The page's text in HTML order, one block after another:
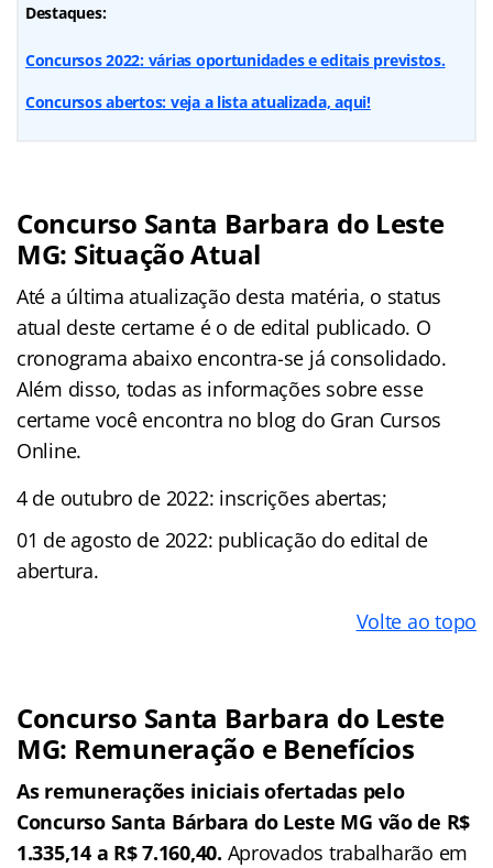
Destaques:
Concursos 2022: várias oportunidades e editais previstos.
Concursos abertos: veja a lista atualizada, aqui!
Concurso Santa Barbara do Leste
MG: Situação Atual
Até a última atualização desta matéria, o status
atual deste certame é o de edital publicado. O
cronograma abaixo encontra-se já consolidado.
Além disso, todas as informações sobre esse
certame você encontra no blog do Gran Cursos
Online.
4 de outubro de 2022: inscrições abertas;
01 de agosto de 2022: publicação do edital de
abertura.
Volte ao topo
Concurso Santa Barbara do Leste
MG: Remuneração e Benefícios
As remunerações iniciais ofertadas pelo
Concurso Santa Bárbara do Leste MG vão de R$
1.335,14 a R$ 7.160,40. Aprovados trabalharão em